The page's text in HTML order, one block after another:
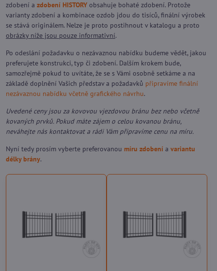
zdobení a zdobení HISTORY obsahuje bohaté zdobení. Protože
varianty zdobení a kombinace ozdob jdou do tisíců, finální výrobek
se stává originálem. Nelze je proto postihnout v katalogu a proto
obrázky níže jsou pouze informativní.
Po odeslání požadavku o nezávaznou nabídku budeme vědět, jakou
preferujete konstrukci, typ či zdobení. Dalším krokem bude,
samozřejmě pokud to uvítáte, že se s Vámi osobně setkáme a na
základě doplnění Vašich představ a požadavků připravíme finální
nezávaznou nabídku včetně grafického návrhu.
Uvedené ceny jsou za kovovou vjezdovou bránu bez nebo včetně
kovaných prvků. Pokud máte zájem o celou kovanou bránu,
neváhejte nás kontaktovat a rádi Vám připravíme cenu na míru.
Nyní tedy prosím vyberte preferovanou míru zdobení a variantu
délky brány.